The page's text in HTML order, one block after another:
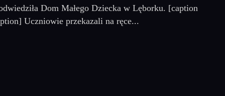
Dom Małego Dziecka w Lęborku. [caption
Uczniowie przekazali na ręce...